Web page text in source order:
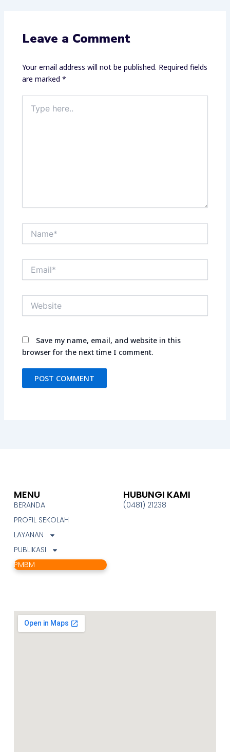
Leave a Comment
Your email address will not be published. Required fields
are marked *
here..
Save my name, email, and website in this
browser for the next time I comment.
MENU
BERANDA
PROFIL SEKOLAH
LAYANAN
PUBLIKASI
PMBM
HUBUNGI KAMI
(0481) 21238